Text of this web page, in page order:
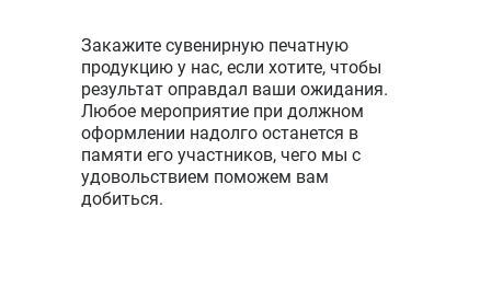
Закажите сувенирную печатную
продукцию у нас, если хотите, чтобы
результат оправдал ваши ожидания.
Любое мероприятие при должном
оформлении надолго останется в
памяти его участников, чего мы с
удовольствием поможем вам
добиться.